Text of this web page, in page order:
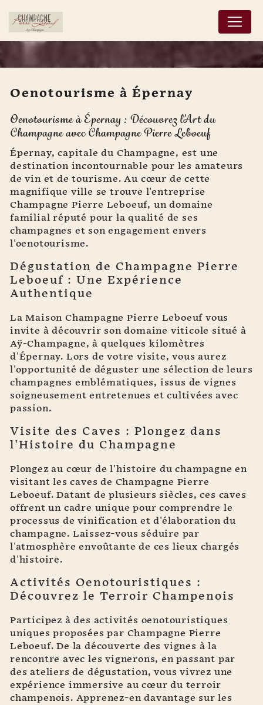
Oenotourisme à Épernay
Oenotourisme à Épernay
Oenotourisme à Épernay : Découvrez l'Art du
Champagne avec Champagne Pierre Leboeuf
Épernay, capitale du Champagne, est une
destination incontournable pour les amateurs
de vin et de tourisme. Au cœur de cette
magnifique ville se trouve l'entreprise
Champagne Pierre Leboeuf, un domaine
familial réputé pour la qualité de ses
champagnes et son engagement envers
l'oenotourisme.
Dégustation de Champagne Pierre
Leboeuf : Une Expérience
Authentique
La Maison Champagne Pierre Leboeuf vous
invite à découvrir son domaine viticole situé à
Aÿ-Champagne, à quelques kilomètres
d'Épernay. Lors de votre visite, vous aurez
l'opportunité de déguster une sélection de leurs
champagnes emblématiques, issus de vignes
soigneusement entretenues et cultivées avec
passion.
Visite des Caves : Plongez dans
l'Histoire du Champagne
Plongez au cœur de l'histoire du champagne en
visitant les caves de Champagne Pierre
Leboeuf. Datant de plusieurs siècles, ces caves
offrent un cadre unique pour comprendre le
processus de vinification et d'élaboration du
champagne. Laissez-vous séduire par
l'atmosphère envoûtante de ces lieux chargés
d'histoire.
Activités Oenotouristiques :
Découvrez le Terroir Champenois
Participez à des activités oenotouristiques
uniques proposées par Champagne Pierre
Leboeuf. De la découverte des vignes à la
rencontre avec les vignerons, en passant par
des ateliers de dégustation, vous vivrez une
expérience immersive au cœur du terroir
champenois. Apprenez-en davantage sur les